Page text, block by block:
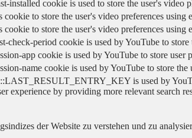
installed cookie is used to store the user's video
cookie to store the user's video preferences using
cookie to store the user's video preferences using
check-period cookie is used by YouTube to
app cookie is used by YouTube to store
name cookie is used by YouTube to store
is used by
experience by providing more relevant search
der Website zu verstehen und zu